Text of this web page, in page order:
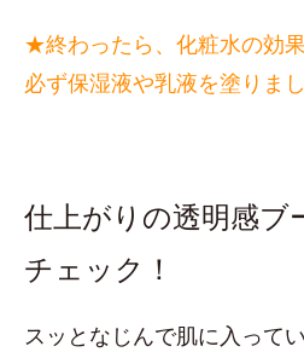
★終わったら、化粧水の効果
必ず保湿液や乳液を塗りまし
仕上がりの透明感ブ
チェック！
スッとなじんで肌に入って